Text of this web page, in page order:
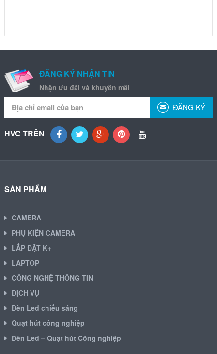
ĐĂNG KÝ NHẬN TIN
Nhận ưu đãi và khuyến mãi
ĐĂNG KÝ
HVC TRÊN
SẢN PHẨM
CAMERA
PHỤ KIỆN CAMERA
LẮP ĐẶT K+
LAPTOP
CÔNG NGHỆ THÔNG TIN
DỊCH VỤ
Đèn Led chiếu sáng
Quạt hút công nghiệp
Đèn Led – Quạt hút Công nghiệp